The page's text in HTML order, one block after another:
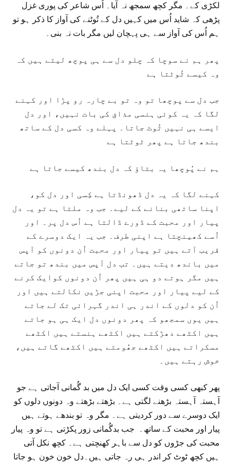
لکڑی کے۔ مگر کچھ سمجھ نہ آیا۔ اُس شاعر کی پوری غزل
پڑھی کہ شاید اُس میں کہیں دل کے تُوٹنے کی آواز کا ذکر ہو تو
ہم اُس کی آواز سے ہی پہچان لیں مگر بات نہ بنی۔
پھر ہم نے سوچا کہ چلو دل سے ہی پوچھ لیتے ہیں کہ
وہ کیسے ٹُوٹتا ہے
جب دل سے پوچھا تو وہ تو بے چارہ رو پڑا اور کہنے
لگا کہ یہ کوئی ہنسی مذاق کی بات نہیں، اور دل
ایسے ہی نہیں ٹُوٹ جاتا۔ پہلے وہ کسی دل کے ساتھ
بندھ جاتا ہے پھر ٹوٹتا ہے
ہم نے پُوچھا یہ بتاؤ کہ دل بندھ کیسے جاتا ہے
کہنے لگا کہ یہ دل ڈھونڈتا ہے کِسی اور دل کو،
اپنا ساتھی بنانے کے لیے۔ جب وہ ملتا ہے تو یہ دل
پیار اور محبت کے ڈورے ڈالتا ہے اُس دل پر۔ اور
اُسے کھینچتا ہے اپنی طرف۔ جب یہ ایک دوسرے کے
قریب آتے ہیں تو پیار اور محبت اُن دونوں کو آپس
میں باندھ دیتے ہیں۔ تب دل آپس میں بندھ تو جاتے
ہیں مگر ہوتے دو ہی ہیں پھر اُن دونوں کوایک کرنے
کے لیے پیار اور محبت اپنی جڑیں نکالتے ہیں اور
اُن کو دلوں کے اندر ہی اندر گہرائی تک لے جاتے
ہیں یوں سمجھو کہ پھر دونوں دل ایک ہی ہو جاتے
ہیں اکٹھے دھڑکتے ہیں اکٹھے ہنستے ہیں اکٹھے
مسکراتے ہیں اکٹھے جھُومتے ہیں اکٹھے گاتے ہیں،
خوش رہتے ہیں۔
پھر کبھی کسی وقت کسی ایک دل میں بد گُمانی آجاتی ہے جو
آہستہ آہستہ بڑھنے لگتی ہے۔ بڑھتے بڑھتے وہ دونوں دلوں کو
ایک دوسرے سے دور کردیتی ہے۔ مگر وہ تو بندھے ہوتے ہیں
پیار اور محبت کے ساتھ۔ جب بدگُمانی زور پکڑتی ہے تو وہ پیار
محبت کی جڑوں کو دل سے باہر کھنچتی ہے۔ کچھ نکل آتی
ہیں کچھ ٹوٹ کر اندر ہی رہ جاتی ہیں۔دل خون خون ہو جاتا